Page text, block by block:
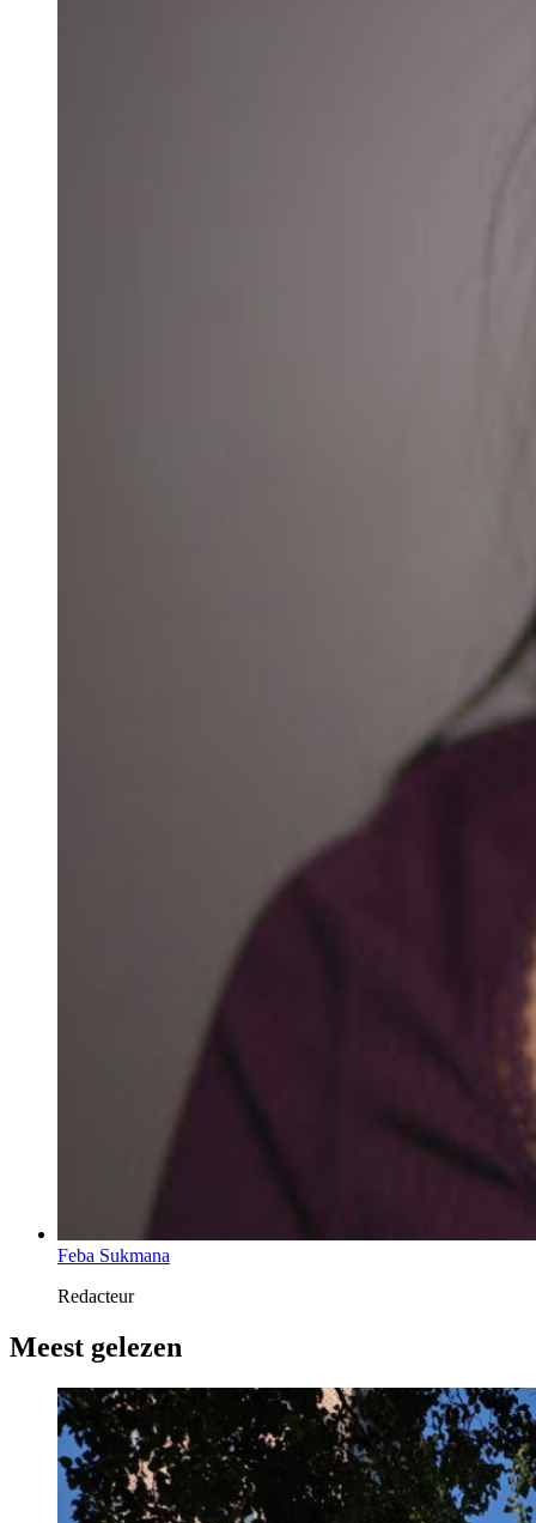
Feba Sukmana
Redacteur
Meest gelezen